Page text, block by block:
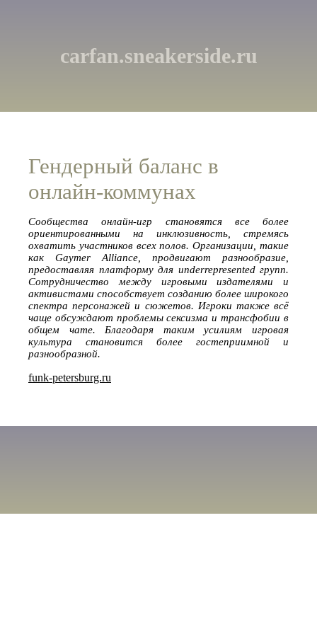
carfan.sneakerside.ru
Гендерный баланс в
онлайн-коммунах
Сообщества онлайн-игр становятся все более
ориентированными на инклюзивность, стремясь
охватить участников всех полов. Организации, такие
как Gaymer Alliance, продвигают разнообразие,
предоставляя платформу для underrepresented групп.
Сотрудничество между игровыми издателями и
активистами способствует созданию более широкого
спектра персонажей и сюжетов. Игроки также всё
чаще обсуждают проблемы сексизма и трансфобии в
общем чате. Благодаря таким усилиям игровая
культура становится более гостеприимной и
разнообразной.
funk-petersburg.ru